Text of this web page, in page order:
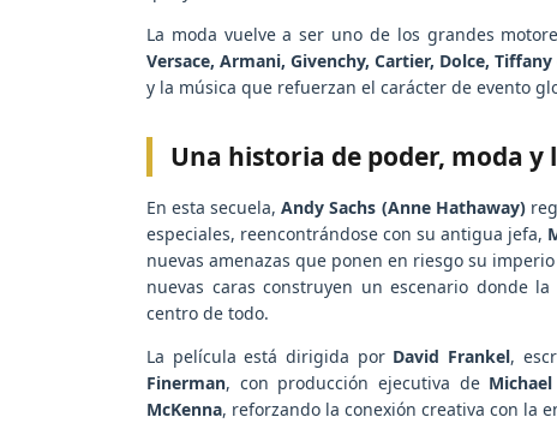
La moda vuelve a ser uno de los grandes
Versace, Armani, Givenchy, Cartier, Dolce,
y la música que refuerzan el carácter de evento
Una historia de poder, moda y
En esta secuela,Andy Sachs (Anne Hathaway)
especiales, reencontrándose con su antigua jefa,
nuevas amenazas que ponen en riesgo su
nuevas caras construyen un escenario donde
centro de todo.
La película está dirigida por David Frankel,
Finerman, con producción ejecutiva de
McKenna, reforzando la conexión creativa con la